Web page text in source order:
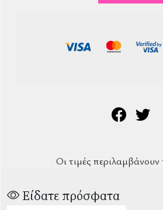
Οι τιμές
Είδατε πρόσφατα